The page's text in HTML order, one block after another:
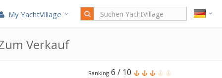
My YachtVillage
Verkauf
Beneteau
Ranking 6 / 10